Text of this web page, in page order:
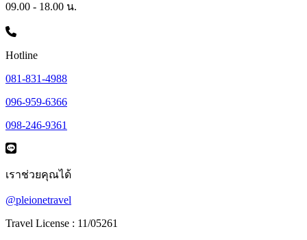
09.00 - 18.00 น.
Hotline
081-831-4988
096-959-6366
098-246-9361
เราช่วยคุณได้
@pleionetravel
Travel License : 11/05261